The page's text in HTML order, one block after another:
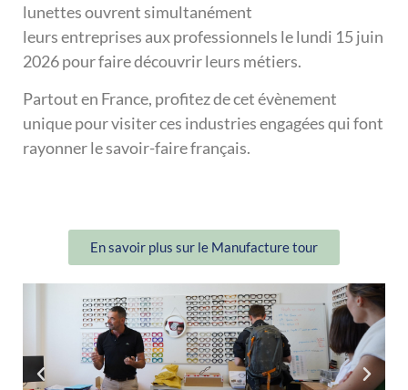
lunettes ouvrent simultanément
leurs entreprises aux professionnels le lundi 15 juin
2026 pour faire découvrir leurs métiers.
Partout en France, profitez de cet évènement
unique pour visiter ces industries engagées qui font
rayonner le savoir-faire français.
En savoir plus sur le Manufacture tour